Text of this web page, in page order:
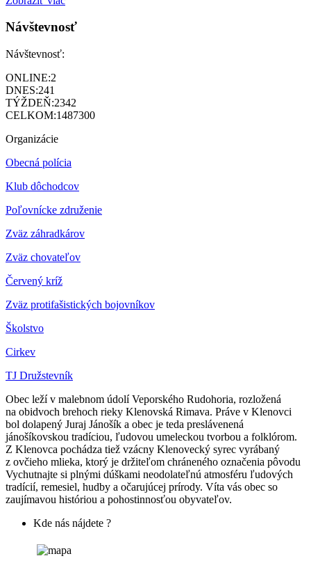
Návštevnosť
Návštevnosť:
ONLINE:2
DNES:241
TÝŽDEŇ:2342
CELKOM:1487300
Organizácie
Obecná polícia
Klub dôchodcov
Poľovnícke združenie
Zväz záhradkárov
Zväz chovateľov
Červený kríž
Zväz protifašistických bojovníkov
Školstvo
Cirkev
TJ Družstevník
Obec leží v malebnom údolí Veporského Rudohoria, rozložená
na obidvoch brehoch rieky Klenovská Rimava. Práve v Klenovci
bol dolapený Juraj Jánošík a obec je teda preslávenená
jánošíkovskou tradíciou, ľudovou umeleckou tvorbou a folklórom.
Z Klenovca pochádza tiež vzácny Klenovecký syrec vyrábaný
z ovčieho mlieka, ktorý je držiteľom chráneného označenia pôvodu
Vychutnajte si plnými dúškami neodolateľnú atmosféru ľudových
tradícií, remesiel, hudby a očarujúcej prírody. Víta vás obec so
zaujímavou históriou a pohostinnosťou obyvateľov.
Kde nás nájdete ?